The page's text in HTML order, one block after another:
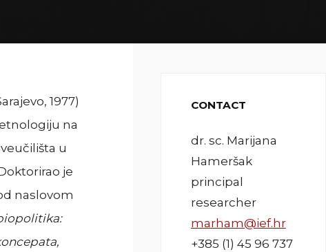
1977)
na
u
je
naslovom
CONTACT
dr. sc. Marijana
Hameršak
principal
researcher
marham@ief.hr
+385 (1) 45 96 737